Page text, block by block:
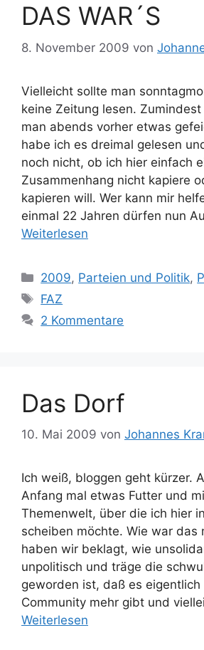
DAS WAR´S
8. November 2009 von
Vielleicht sollte man
keine Zeitung lesen.
man abends vorher etwas
habe ich es dreimal gelesen
noch nicht, ob ich hier einfach
Zusammenhang nicht kapiere
kapieren will. Wer kann mir
einmal 22 Jahren dürfen nun
Weiterlesen
Kategorien
2009, Parteien und Politik,
Schlagwörter
FAZ
2 Kommentare
Das Dorf
10. Mai 2009 von Johannes
Ich weiß, bloggen geht kürzer.
Anfang mal etwas Futter und
Themenwelt, über die ich hier
scheiben möchte. Wie war das
haben wir beklagt, wie
unpolitisch und träge die
geworden ist, daß es eigentlich
Community mehr gibt und
Weiterlesen